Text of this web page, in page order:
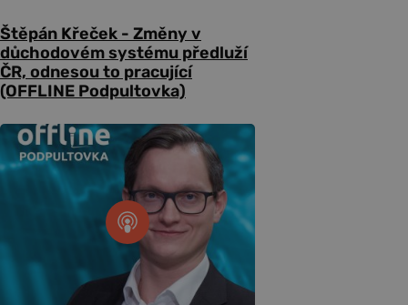
Štěpán Křeček - Změny v
důchodovém systému předluží
ČR, odnesou to pracující
(OFFLINE Podpultovka)